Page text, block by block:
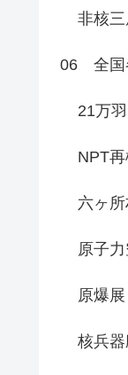
非核
06 全国
21万
NPT
六ヶ
原子
原爆展
核兵